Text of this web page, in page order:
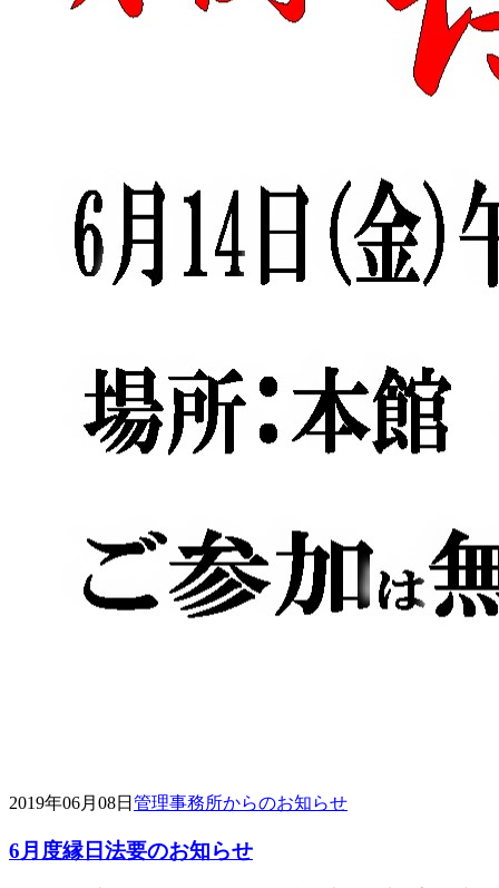
2019年06月08日 管理事務所からのお知らせ
6月度縁日法要のお知らせ